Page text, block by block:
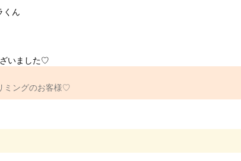
くん
いました♡
ングのお客様♡